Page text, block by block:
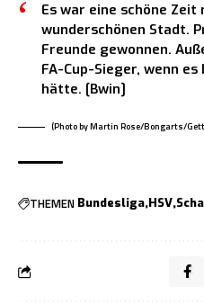
Es war eine schöne
wunderschönen Stadt.
Freunde gewonnen.
FA-Cup-Sieger, wenn
hätte. [Bwin]
(Photo by Martin Rose/Bongarts/
THEMEN Bundesliga HSV